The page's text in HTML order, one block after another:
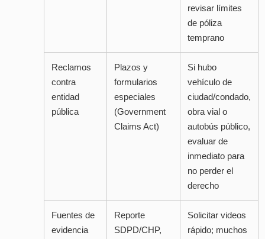
revisar límites
de póliza
temprano
Reclamos
contra
entidad
pública
Plazos y
formularios
especiales
(Government
Claims Act)
Si hubo
vehículo de
ciudad/condado,
obra vial o
autobús público,
evaluar de
inmediato para
no perder el
derecho
Fuentes de
evidencia
Reporte
SDPD/CHP,
Solicitar videos
rápido; muchos